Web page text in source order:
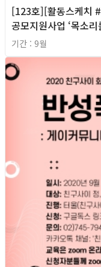
[123호][활동스케치
공모지원사업 ‘목소
기간 : 9월